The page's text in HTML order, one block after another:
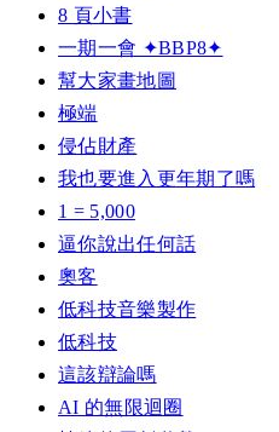
8 頁小書
一期一會 ✦BBP8✦
幫大家畫地圖
極端
侵佔財產
我也要進入更年期了嗎
1 = 5,000
逼你說出任何話
奧客
低科技音樂製作
低科技
這該辯論嗎
AI 的無限迴圈